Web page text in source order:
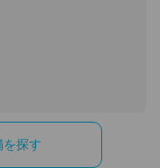
を探す